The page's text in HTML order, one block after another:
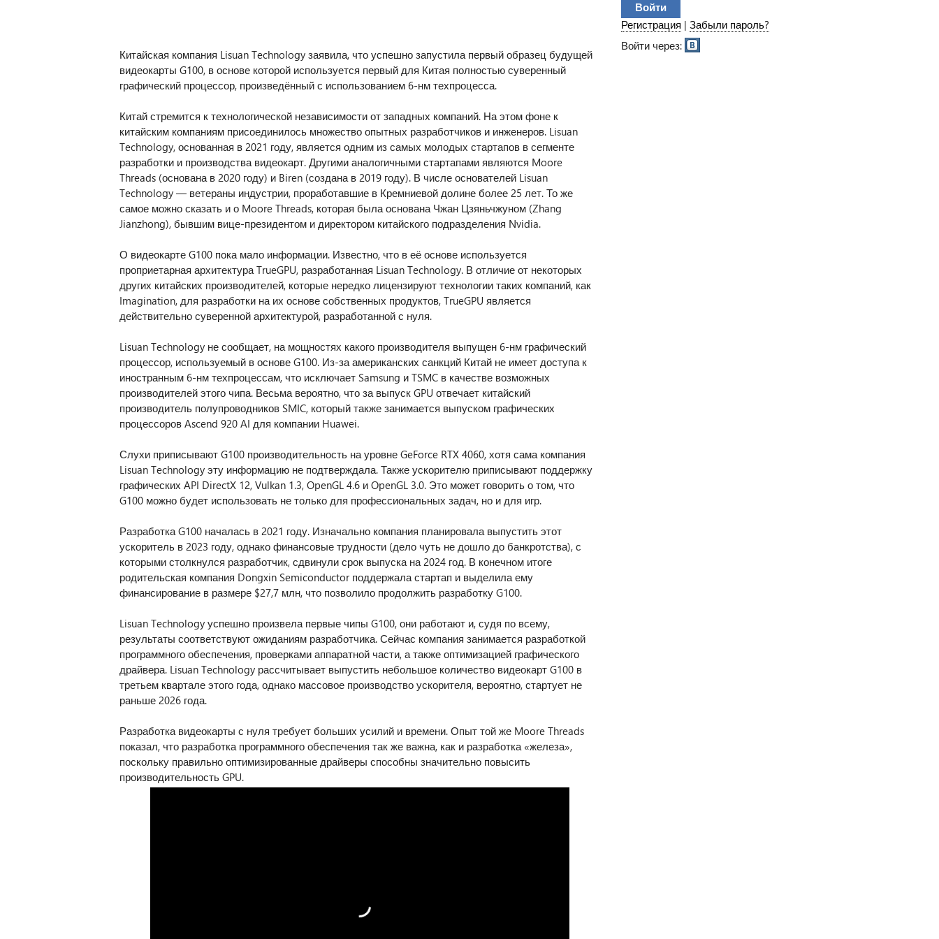
Китайская компания Lisuan Technology заявила, что успешно запустила первый образец будущей
видеокарты G100, в основе которой используется первый для Китая полностью суверенный
графический процессор, произведённый с использованием 6-нм техпроцесса.
Китай стремится к технологической независимости от западных компаний. На этом фоне к
китайским компаниям присоединилось множество опытных разработчиков и инженеров. Lisuan
Technology, основанная в 2021 году, является одним из самых молодых стартапов в сегменте
разработки и производства видеокарт. Другими аналогичными стартапами являются Moore
Threads (основана в 2020 году) и Biren (создана в 2019 году). В числе основателей Lisuan
Technology — ветераны индустрии, проработавшие в Кремниевой долине более 25 лет. То же
самое можно сказать и о Moore Threads, которая была основана Чжан Цзяньчжуном (Zhang
Jianzhong), бывшим вице-президентом и директором китайского подразделения Nvidia.
О видеокарте G100 пока мало информации. Известно, что в её основе используется
проприетарная архитектура TrueGPU, разработанная Lisuan Technology. В отличие от некоторых
других китайских производителей, которые нередко лицензируют технологии таких компаний, как
Imagination, для разработки на их основе собственных продуктов, TrueGPU является
действительно суверенной архитектурой, разработанной с нуля.
Lisuan Technology не сообщает, на мощностях какого производителя выпущен 6-нм графический
процессор, используемый в основе G100. Из-за американских санкций Китай не имеет доступа к
иностранным 6-нм техпроцессам, что исключает Samsung и TSMC в качестве возможных
производителей этого чипа. Весьма вероятно, что за выпуск GPU отвечает китайский
производитель полупроводников SMIC, который также занимается выпуском графических
процессоров Ascend 920 AI для компании Huawei.
Слухи приписывают G100 производительность на уровне GeForce RTX 4060, хотя сама компания
Lisuan Technology эту информацию не подтверждала. Также ускорителю приписывают поддержку
графических API DirectX 12, Vulkan 1.3, OpenGL 4.6 и OpenGL 3.0. Это может говорить о том, что
G100 можно будет использовать не только для профессиональных задач, но и для игр.
Разработка G100 началась в 2021 году. Изначально компания планировала выпустить этот
ускоритель в 2023 году, однако финансовые трудности (дело чуть не дошло до банкротства), с
которыми столкнулся разработчик, сдвинули срок выпуска на 2024 год. В конечном итоге
родительская компания Dongxin Semiconductor поддержала стартап и выделила ему
финансирование в размере $27,7 млн, что позволило продолжить разработку G100.
Lisuan Technology успешно произвела первые чипы G100, они работают и, судя по всему,
результаты соответствуют ожиданиям разработчика. Сейчас компания занимается разработкой
программного обеспечения, проверками аппаратной части, а также оптимизацией графического
драйвера. Lisuan Technology рассчитывает выпустить небольшое количество видеокарт G100 в
третьем квартале этого года, однако массовое производство ускорителя, вероятно, стартует не
раньше 2026 года.
Разработка видеокарты с нуля требует больших усилий и времени. Опыт той же Moore Threads
показал, что разработка программного обеспечения так же важна, как и разработка «железа»,
поскольку правильно оптимизированные драйверы способны значительно повысить
производительность GPU.
Регистрация | Забыли пароль?
Войти через: